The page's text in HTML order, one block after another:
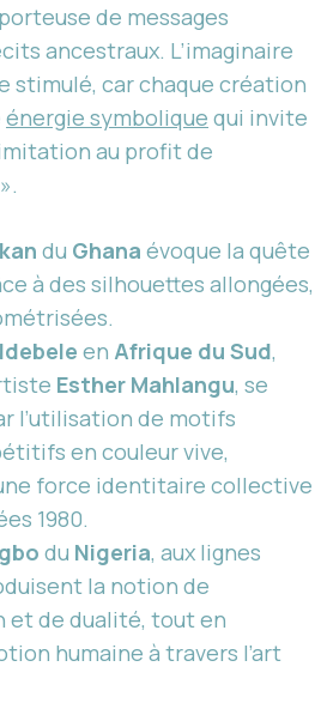
de messages
ancestraux. L’imaginaire
stimulé, car chaque création
énergie symbolique qui invite
au profit de
du Ghana évoque la quête
à des silhouettes allongées,
en Afrique du Sud,
Esther Mahlangu, se
l’utilisation de motifs
en couleur vive,
force identitaire collective
1980.
du Nigeria, aux lignes
la notion de
de dualité, tout en
humaine à travers l’art